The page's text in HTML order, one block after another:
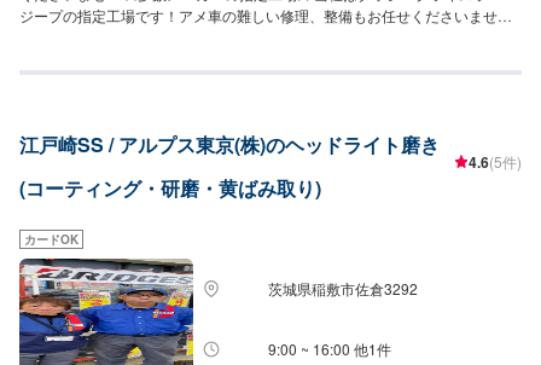
ジープの指定工場です！アメ車の難しい修理、整備もお任せくださいませ。
車のご用意いたします。
江戸崎SS / アルプス東京(株)のヘッドライト磨き
(コーティング・研磨・黄ばみ取り)
4.6(5件)
カードOK
茨城県稲敷市佐倉3292
9:00 ~ 16:00 他1件